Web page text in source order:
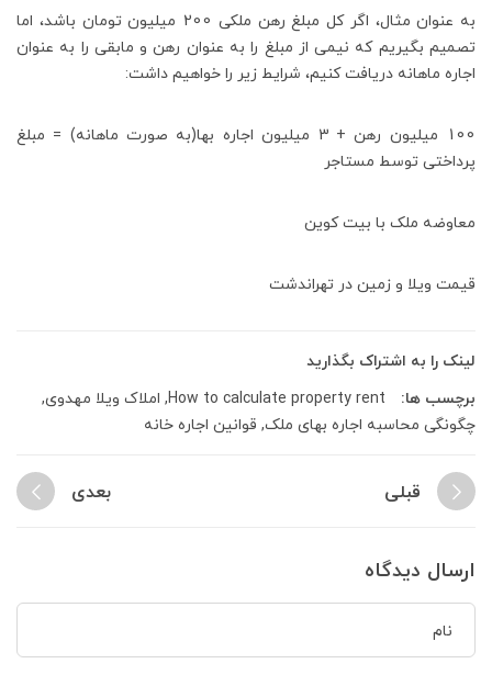
به عنوان مثال، اگر کل مبلغ رهن ملکی 200 میلیون تومان باشد، اما
تصمیم بگیریم که نیمی از مبلغ را به عنوان رهن و مابقی را به عنوان
اجاره ماهانه دریافت کنیم، شرایط زیر را خواهیم داشت:
100 میلیون رهن + 3 میلیون اجاره بها(به صورت ماهانه) = مبلغ
پرداختی توسط مستاجر
معاوضه ملک با بیت کوین
قیمت ویلا و زمین در تهراندشت
لینک را به اشتراک بگذارید
برچسب ها:
How to calculate property rent
, املاک ویلا مهدوی,
چگونگی محاسبه اجاره بهای ملک, قوانین اجاره خانه
قبلی بعدی
ارسال دیدگاه